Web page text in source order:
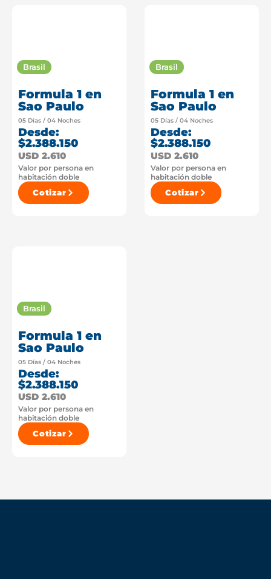
Brasil
Formula 1 en
Sao Paulo
05 Días / 04 Noches
Desde:
$2.388.150
USD 2.610
Valor por persona en
habitación doble
Cotizar
Brasil
Formula 1 en
Sao Paulo
05 Días / 04 Noches
Desde:
$2.388.150
USD 2.610
Valor por persona en
habitación doble
Cotizar
Brasil
Formula 1 en
Sao Paulo
05 Días / 04 Noches
Desde:
$2.388.150
USD 2.610
Valor por persona en
habitación doble
Cotizar